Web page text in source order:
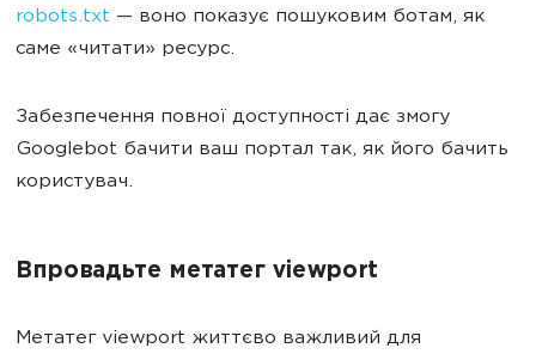
robots.txt — воно показує пошуковим ботам, як
саме «читати» ресурс.
Забезпечення повної доступності дає змогу
Googlebot бачити ваш портал так, як його бачить
користувач.
Впровадьте метатег viewport
Метатег viewport життєво важливий для